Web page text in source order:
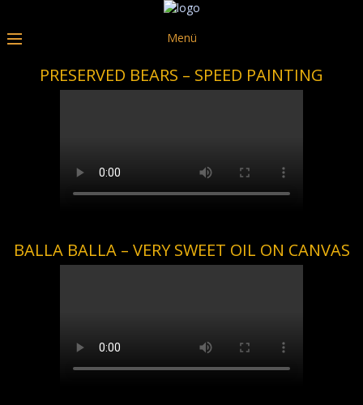
Menü
PRESERVED BEARS – SPEED PAINTING
BALLA BALLA – VERY SWEET OIL ON CANVAS